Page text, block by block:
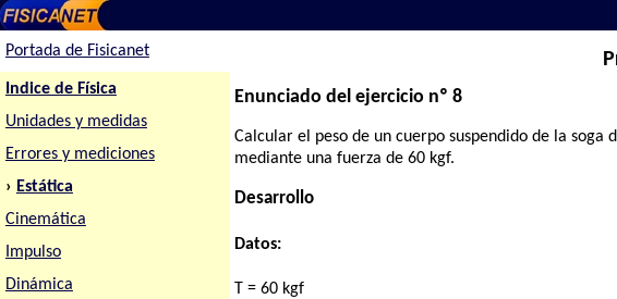
Portada de Fisicanet
Indice de Física
Unidades y medidas
Errores y mediciones
› Estática
Cinemática
Impulso
Dinámica
Enunciado del ejercicio nº 8
Calcular el peso de un cuerpo suspendido de la
mediante una fuerza de 60 kgf.
Desarrollo
Datos:
T = 60 kgf